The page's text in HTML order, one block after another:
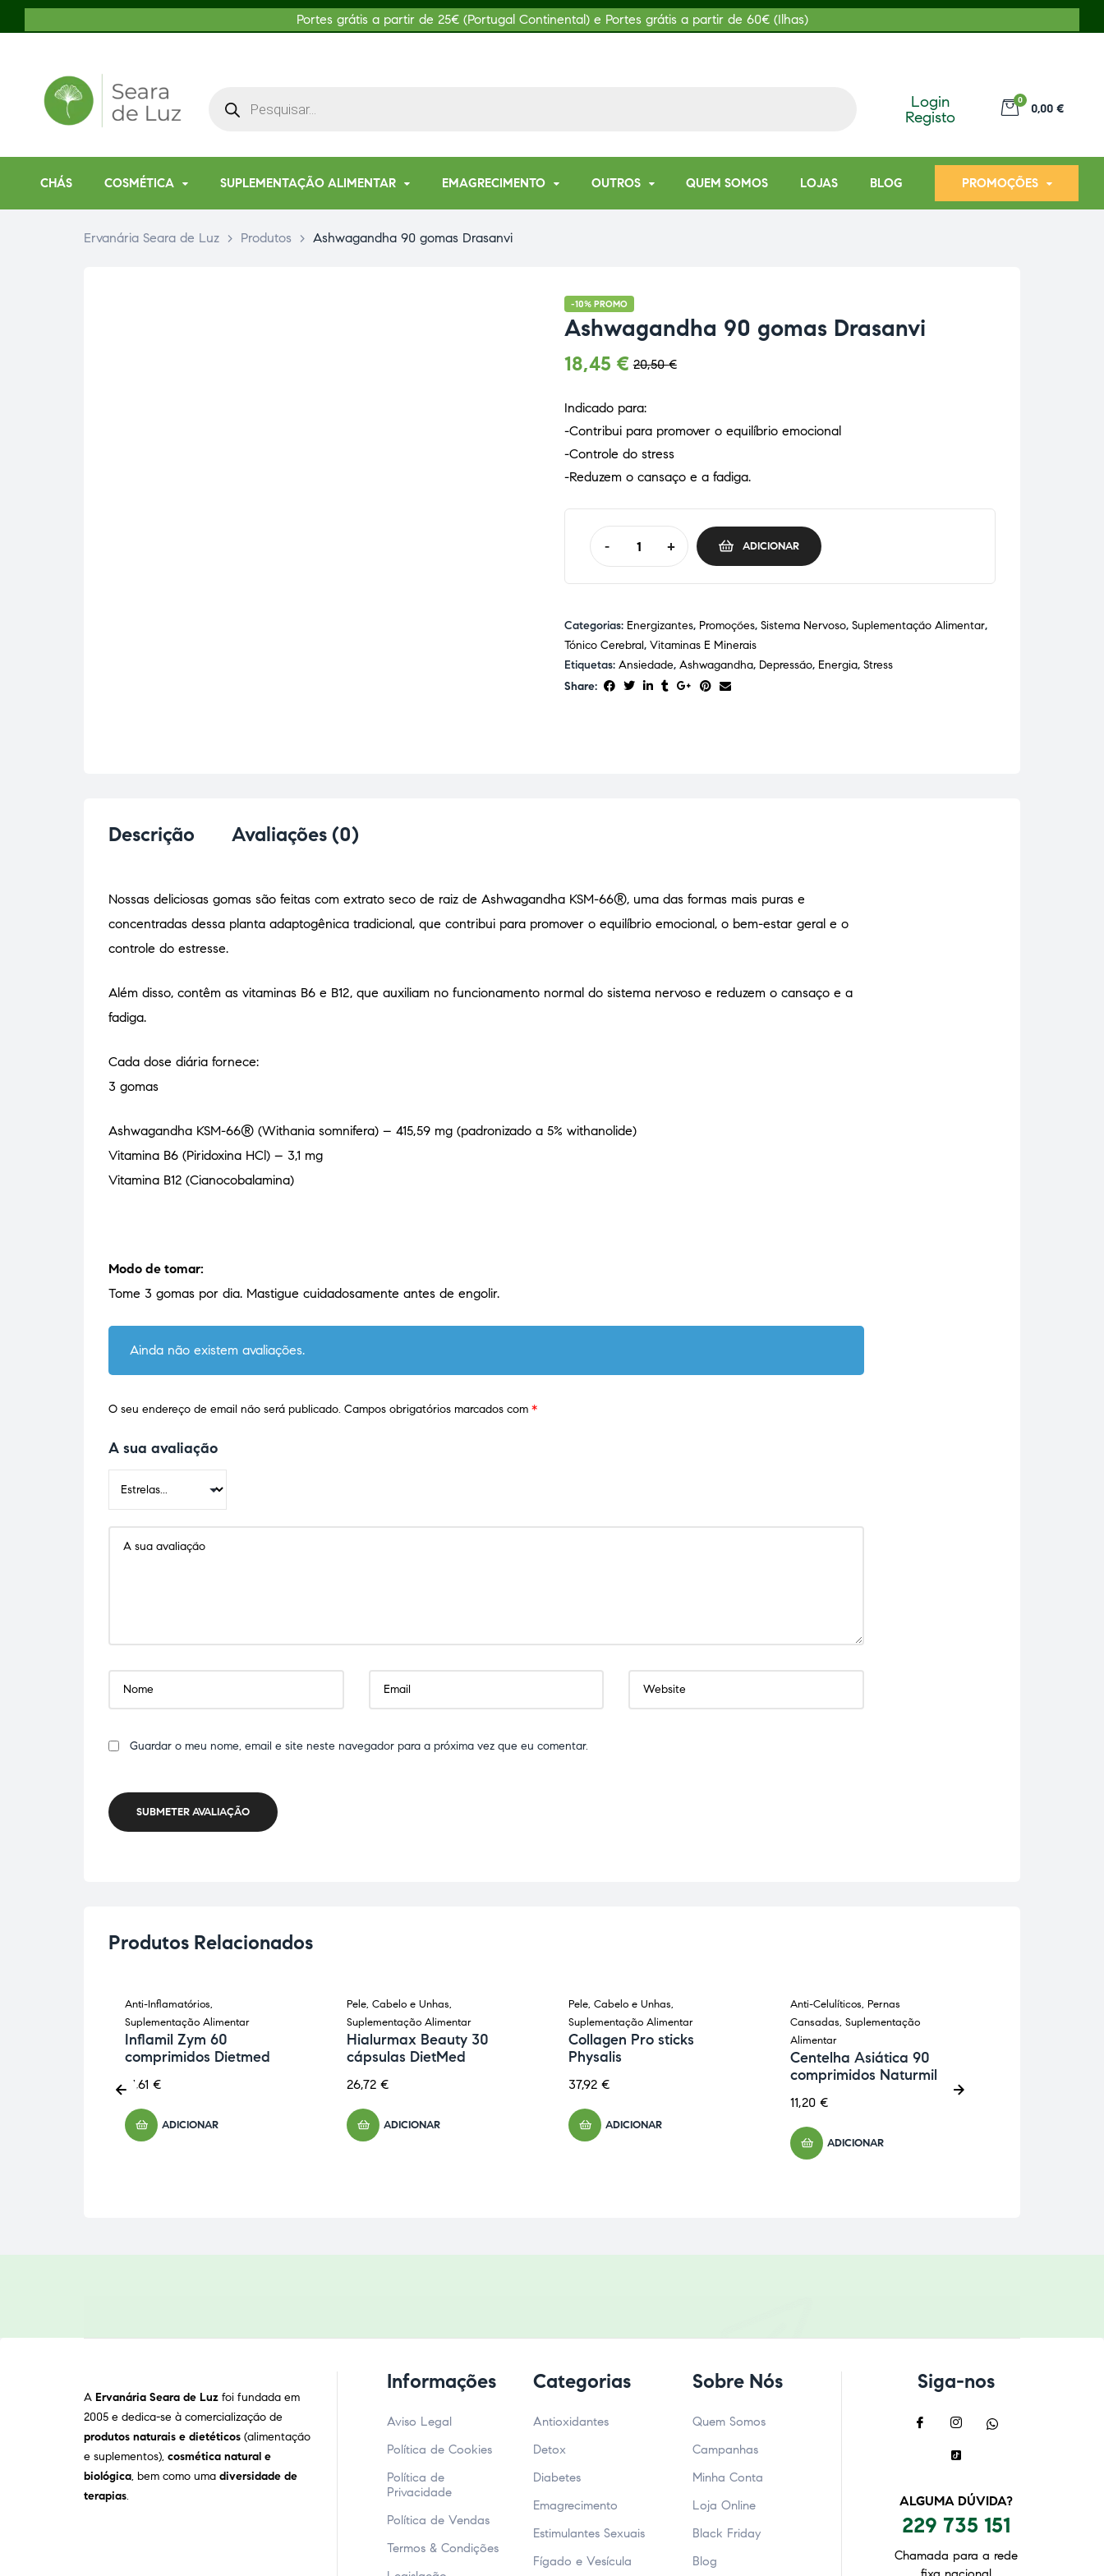
Portes grátis a partir de 25€ (Portugal Continental) e Portes grátis a partir de 60€ (Ilhas)
Login
Registo
0
0,00 €
CHÁS COSMÉTICA SUPLEMENTAÇÃO ALIMENTAR EMAGRECIMENTO OUTROS QUEM SOMOS LOJAS BLOG PROMOÇÕES
Ervanária Seara de Luz > Produtos > Ashwagandha 90 gomas Drasanvi
-10% PROMO
Ashwagandha 90 gomas Drasanvi
20,50€
18,45 €
Indicado para:
-Contribui para promover o equilíbrio emocional
-Controle do stress
-Reduzem o cansaço e a fadiga.
- + ADICIONAR
Categorias: Energizantes, Promoções, Sistema Nervoso, Suplementação Alimentar,
Tónico Cerebral, Vitaminas E Minerais
Etiquetas: Ansiedade, Ashwagandha, Depressão, Energia, Stress
Share:
Descrição Avaliações (0)
Nossas deliciosas gomas são feitas com extrato seco de raiz de Ashwagandha KSM-66®, uma das formas mais puras e
concentradas dessa planta adaptogênica tradicional, que contribui para promover o equilíbrio emocional, o bem-estar geral e o
controle do estresse.
Além disso, contêm as vitaminas B6 e B12, que auxiliam no funcionamento normal do sistema nervoso e reduzem o cansaço e a
fadiga.
Cada dose diária fornece:
3 gomas
Ashwagandha KSM-66® (Withania somnifera) – 415,59 mg (padronizado a 5% withanolide)
Vitamina B6 (Piridoxina HCl) – 3,1 mg
Vitamina B12 (Cianocobalamina)
Modo de tomar:
Tome 3 gomas por dia. Mastigue cuidadosamente antes de engolir.
Ainda não existem avaliações.
O seu endereço de email não será publicado. Campos obrigatórios marcados com *
A sua avaliação
Guardar o meu nome, email e site neste navegador para a próxima vez que eu comentar.
SUBMETER AVALIAÇÃO
Produtos Relacionados
Anti-Inflamatórios,
Suplementação Alimentar
Inflamil Zym 60
comprimidos Dietmed
21,61 €
ADICIONAR
Pele, Cabelo e Unhas,
Suplementação Alimentar
Hialurmax Beauty 30
cápsulas DietMed
26,72 €
ADICIONAR
Pele, Cabelo e Unhas,
Suplementação Alimentar
Collagen Pro sticks
Physalis
37,92 €
ADICIONAR
Anti-Celulíticos, Pernas
Cansadas, Suplementação
Alimentar
Centelha Asiática 90
comprimidos Naturmil
11,20 €
ADICIONAR
A Ervanária Seara de Luz foi fundada em
2005 e dedica-se à comercialização de
produtos naturais e dietéticos (alimentação
e suplementos), cosmética natural e
biológica, bem como uma diversidade de
terapias.
Informações
Aviso Legal
Política de Cookies
Política de
Privacidade
Política de Vendas
Termos & Condições
Categorias
Antioxidantes
Detox
Diabetes
Emagrecimento
Estimulantes Sexuais
Fígado e Vesícula
Sobre Nós
Quem Somos
Campanhas
Minha Conta
Loja Online
Black Friday
Blog
Siga-nos
ALGUMA DÚVIDA?
229 735 151
Chamada para a rede